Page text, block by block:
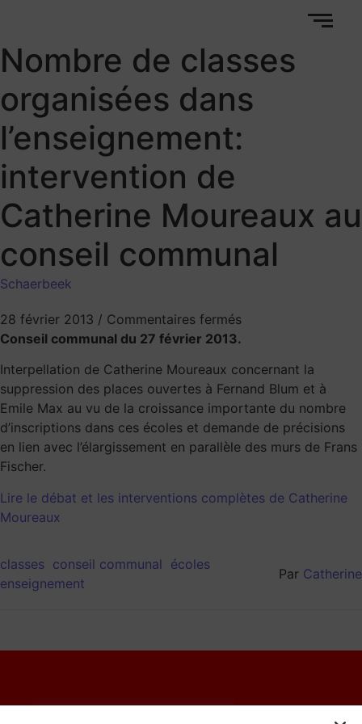
Nombre de classes
organisées dans
l’enseignement:
intervention de
Catherine Moureaux au
conseil communal
Schaerbeek
28 février 2013 / Commentaires fermés
Conseil communal du 27 février 2013.
Interpellation de Catherine Moureaux concernant la
suppression des places ouvertes à Fernand Blum et à
Emile Max au vu de la croissance importante du nombre
d’inscriptions dans ces écoles et demande de précisions
en lien avec l’élargissement en parallèle des murs de Frans
Fischer.
Lire le débat et les interventions complètes de Catherine
Moureaux
classes conseil communal écoles
enseignement
Par Catherine